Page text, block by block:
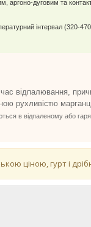
аргоно-дуговим та
інтервал (320-470
відпалювання,
рухливістю
в відпаленому або
ціною, гурт і